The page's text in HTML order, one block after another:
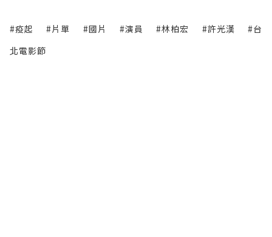
#疫起 #片單 #國片 #演員 #林柏宏 #許光漢
#台
北電影節